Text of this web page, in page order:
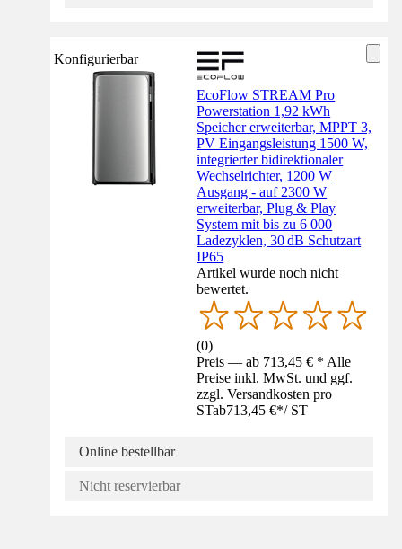
Konfigurierbar
EcoFlow STREAM Pro
Powerstation 1,92 kWh
Speicher erweiterbar, MPPT 3,
PV Eingangsleistung 1500 W,
integrierter bidirektionaler
Wechselrichter, 1200 W
Ausgang - auf 2300 W
erweiterbar, Plug & Play
System mit bis zu 6 000
Ladezyklen, 30 dB Schutzart
IP65
Artikel wurde noch nicht
bewertet.
(0)
Preis — ab 713,45 € * Alle
Preise inkl. MwSt. und ggf.
zzgl. Versandkosten pro
STab713,45 €*/ ST
Online bestellbar
Nicht reservierbar